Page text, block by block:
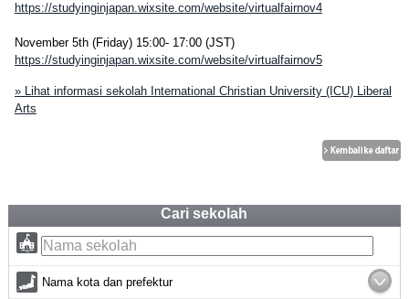
https://studyinginjapan.wixsite.com/website/virtualfairnov4
November 5th (Friday) 15:00- 17:00 (JST)
https://studyinginjapan.wixsite.com/website/virtualfairnov5
» Lihat informasi sekolah International Christian University (ICU) Liberal
Arts
Cari sekolah
Nama kota dan prefektur